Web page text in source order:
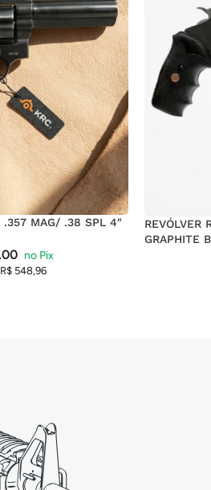
.357 MAG/ .38 SPL 4″
R$548,96
REVÓLVER
GRAPHITE